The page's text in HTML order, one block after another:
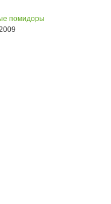
помидоры